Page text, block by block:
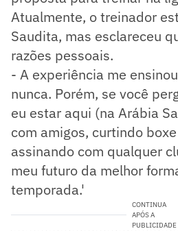
Atualmente, o treinador
Saudita, mas esclareceu
razões pessoais.
- A experiência me
nunca. Porém, se você
eu estar aqui (na Arábia
com amigos, curtindo
assinando com qualquer
meu futuro da melhor
temporada.'
CONTINUA
APÓS A
PUBLICIDADE